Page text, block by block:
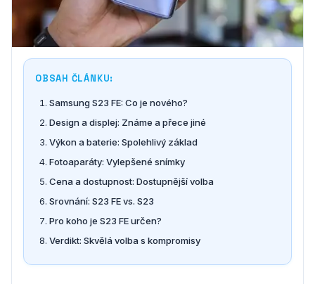
OBSAH ČLÁNKU:
Samsung S23 FE: Co je nového?
Design a displej: Známe a přece jiné
Výkon a baterie: Spolehlivý základ
Fotoaparáty: Vylepšené snímky
Cena a dostupnost: Dostupnější volba
Srovnání: S23 FE vs. S23
Pro koho je S23 FE určen?
Verdikt: Skvělá volba s kompromisy